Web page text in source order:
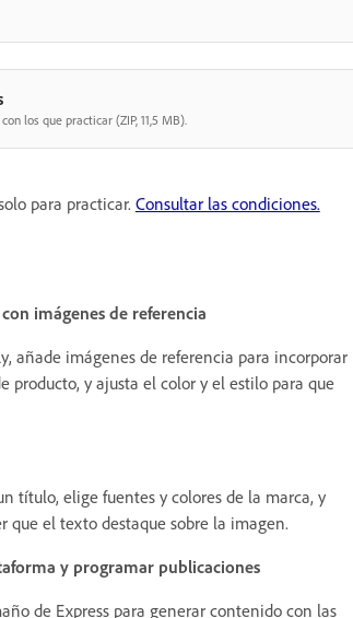
los que practicar (ZIP, 11,5 MB).
para practicar. Consultar las condiciones.
imágenes de referencia
añade imágenes de referencia para incorporar
producto, y ajusta el color y el estilo para que
título, elige fuentes y colores de la marca, y
que el texto destaque sobre la imagen.
y programar publicaciones
de Express para generar contenido con las